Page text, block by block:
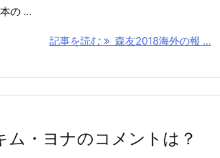
の ...
記事を読む 森友2018海外の報 ...
ム・ヨナのコメントは？